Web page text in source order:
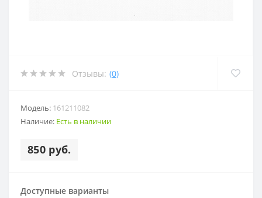
Отзывы: (0)
Модель: 161211082
Наличие: Есть в наличии
850 руб.
Доступные варианты